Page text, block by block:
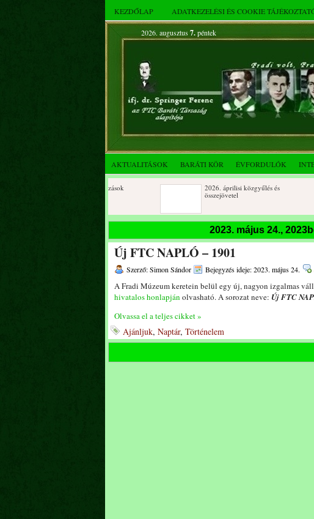
KEZDŐLAP ADATKEZELÉSI ÉS COOKIE
2026. augusztus 7.péntek
AKTUALITÁSOK BARÁTI KÖR ÉVFORDULÓK
Születésnapi koszorúzások
2026. áprilisi közgyűlés és
összejövetel
Születésnapi koszorúzások
Az FTC Baráti Kör 2025. októberi
összejövetel
2023. május 24.,
Új FTC NAPLÓ – 1901
Szerző: Simon Sándor Bejegyzés ideje: 2023. május 24.
A Fradi Múzeum keretein belül egy új, nagyon izgalmas
hivatalos honlapján olvasható. A sorozat neve: Új FTC
Olvassa el a teljes cikket »
Ajánljuk, Naptár, Történelem